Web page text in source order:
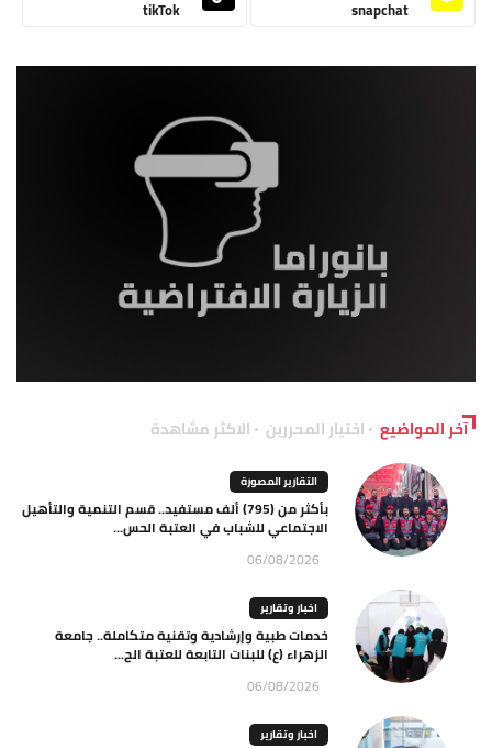
snapchat
tikTok
آخر المواضيع اختيار المحررين الاكثر مشاهدة
التقارير المصورة
بأكثر من (795) ألف مستفيد.. قسم التنمية والتأهيل
الاجتماعي للشباب في العتبة الحس...
06/08/2026
اخبار وتقارير
خدمات طبية وإرشادية وتقنية متكاملة.. جامعة
الزهراء (ع) للبنات التابعة للعتبة الح...
06/08/2026
اخبار وتقارير